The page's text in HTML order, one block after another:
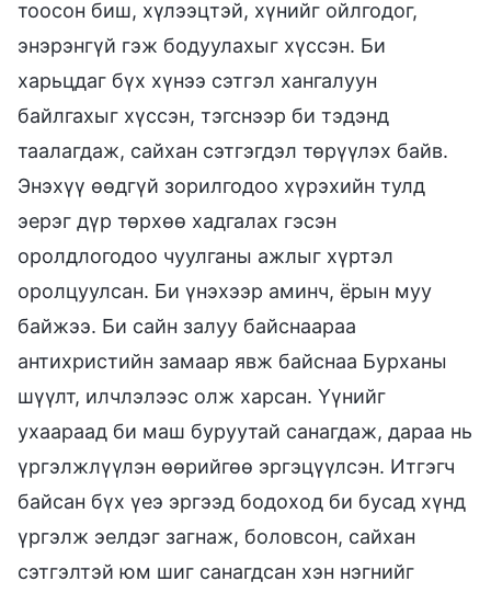
тоосон биш, хүлээцтэй, хүнийг ойлгодог,
энэрэнгүй гэж бодуулахыг хүссэн. Би
харьцдаг бүх хүнээ сэтгэл хангалуун
байлгахыг хүссэн, тэгснээр би тэдэнд
таалагдаж, сайхан сэтгэгдэл төрүүлэх байв.
Энэхүү өөдгүй зорилгодоо хүрэхийн тулд
эерэг дүр төрхөө хадгалах гэсэн
оролдлогодоо чуулганы ажлыг хүртэл
оролцуулсан. Би үнэхээр аминч, ёрын муу
байжээ. Би сайн залуу байснаараа
антихристийн замаар явж байснаа Бурханы
шүүлт, илчлэлээс олж харсан. Үүнийг
ухаараад би маш буруутай санагдаж, дараа нь
үргэлжлүүлэн өөрийгөө эргэцүүлсэн. Итгэгч
байсан бүх үеэ эргээд бодоход би бусад хүнд
үргэлж эелдэг загнаж, боловсон, сайхан
сэтгэлтэй юм шиг санагдсан хэн нэгнийг